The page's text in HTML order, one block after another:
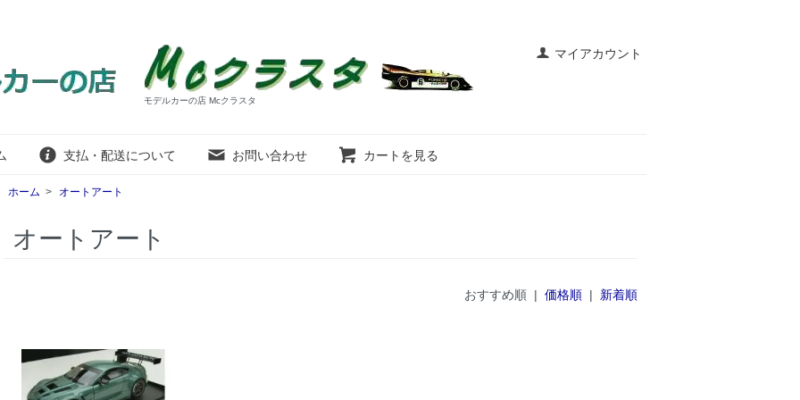
マイアカウント
モデルカーの店 Mcクラスタ
支払・配送について お問い合わせ カートを見る
ホーム > オートアート
オートアート
おすすめ順 | 価格順 | 新着順